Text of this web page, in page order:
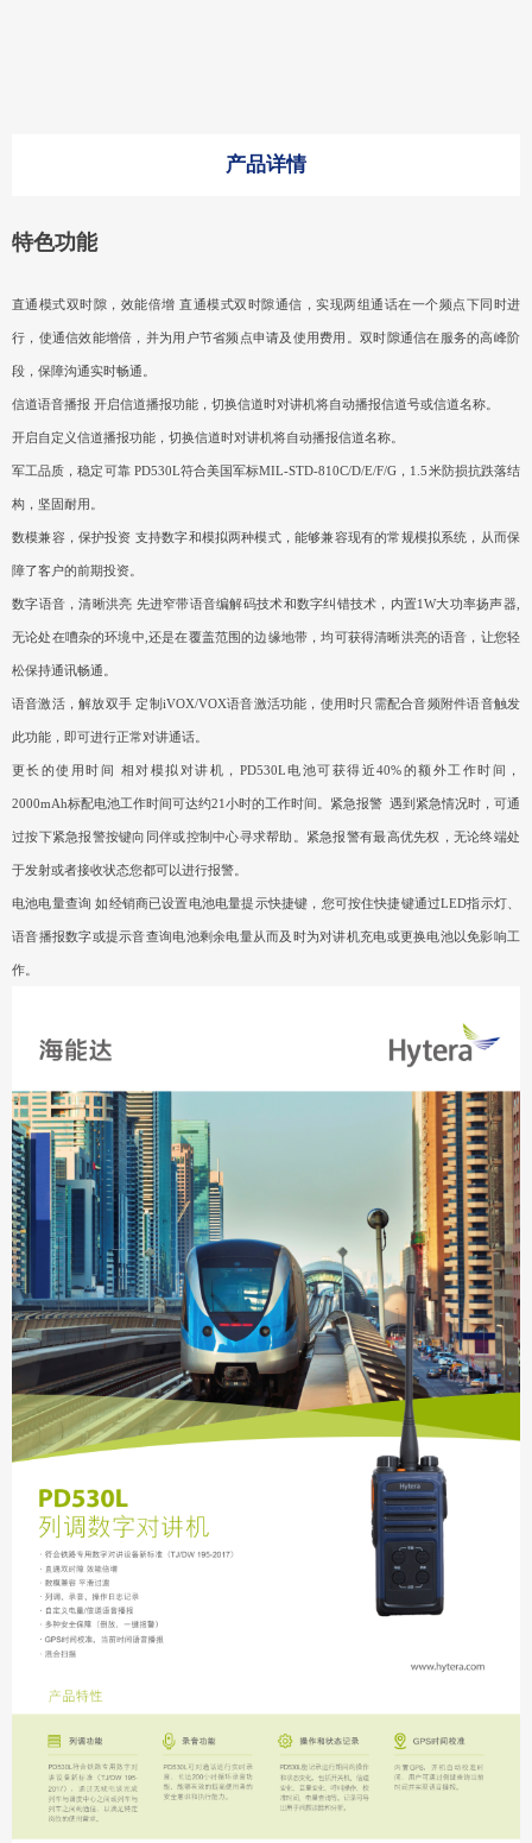
特色功能
直通模式双时隙，效能倍增 直通模式双时隙通信，实现两组通话在一个频点下同时进
行，使通信效能增倍，并为用户节省频点申请及使用费用。双时隙通信在服务的高峰阶
段，保障沟通实时畅通。
信道语音播报 开启信道播报功能，切换信道时对讲机将自动播报信道号或信道名称。
开启自定义信道播报功能，切换信道时对讲机将自动播报信道名称。
军工品质，稳定可靠 PD530L符合美国军标MIL-STD-810C/D/E/F/G，1.5米防损抗跌落结
构，坚固耐用。
数模兼容，保护投资 支持数字和模拟两种模式，能够兼容现有的常规模拟系统，从而保
障了客户的前期投资。
数字语音，清晰洪亮 先进窄带语音编解码技术和数字纠错技术，内置1W大功率扬声器,
无论处在嘈杂的环境中,还是在覆盖范围的边缘地带，均可获得清晰洪亮的语音，让您轻
松保持通讯畅通。
语音激活，解放双手 定制iVOX/VOX语音激活功能，使用时只需配合音频附件语音触发
此功能，即可进行正常对讲通话。
更长的使用时间 相对模拟对讲机，PD530L电池可获得近40%的额外工作时间，
2000mAh标配电池工作时间可达约21小时的工作时间。紧急报警 遇到紧急情况时，可通
过按下紧急报警按键向同伴或控制中心寻求帮助。紧急报警有最高优先权，无论终端处
于发射或者接收状态您都可以进行报警。
电池电量查询 如经销商已设置电池电量提示快捷键，您可按住快捷键通过LED指示灯、
语音播报数字或提示音查询电池剩余电量从而及时为对讲机充电或更换电池以免影响工
作。
产品详情